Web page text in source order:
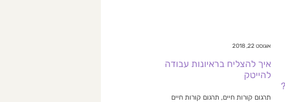
אוגוסט 22, 2018
איך להצליח בראיונות עבודה
להייטק
תרגום קורות חיים, תרגום קורות חיים